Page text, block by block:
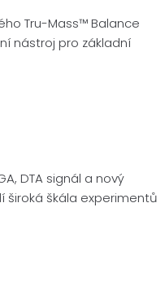
Tru-Mass™ Balance
nástroj pro základní
DTA signál a nový
široká škála experimentů